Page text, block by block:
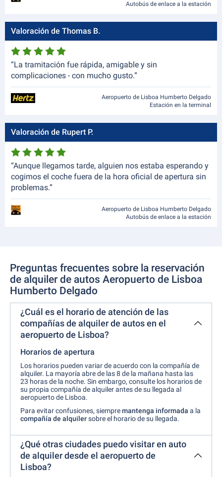
Autobús de enlace a la estación
Valoración de Thomas B.
“La tramitación fue rápida, amigable y sin
complicaciones - con mucho gusto.”
Aeropuerto de Lisboa Humberto Delgado
Estación en la terminal
Valoración de Rupert P.
“Aunque llegamos tarde, alguien nos estaba esperando y
cogimos el coche fuera de la hora oficial de apertura sin
problemas.”
Aeropuerto de Lisboa Humberto Delgado
Autobús de enlace a la estación
Preguntas frecuentes sobre la reservación
de alquiler de autos Aeropuerto de Lisboa
Humberto Delgado
¿Cuál es el horario de atención de las
compañías de alquiler de autos en el
aeropuerto de Lisboa?
Horarios de apertura
Los horarios pueden variar de acuerdo con la compañía de
alquiler. La mayoría abre de las 8 de la mañana hasta las
23 horas de la noche. Sin embargo, consulte los horarios de
su propia compañía de alquiler antes de su llegada al
aeropuerto de Lisboa.
Para evitar confusiones, siempremantenga informada a la
compañía de alquilersobre el horario de su llegada.
¿Qué otras ciudades puedo visitar en auto
de alquiler desde el aeropuerto de
Lisboa?